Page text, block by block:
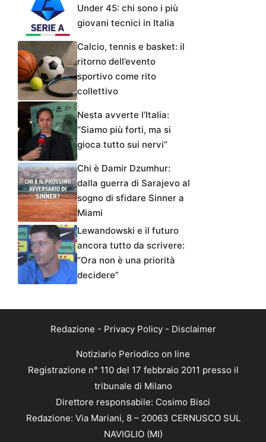
Under 45: chi sono i più
giovani tecnici in Italia
Calcio, tennis e basket: il
ritorno dell’evento
sportivo come rito
collettivo
Nesta avverte l’Italia:
“Siamo più forti, ma si
gioca tutto sui nervi”
Chi è Damir Dzumhur:
dalla guerra di Sarajevo al
sogno di sfidare Sinner a
Miami
Lewandowski e il futuro
ancora tutto da scrivere:
“Ora non è una priorità
decidere”
Redazione - Privacy Policy- Disclaimer
Notiziario Periodico on line
Registrazione n° 110 del 17 febbraio 2011 presso il
tribunale di Milano
Direttore responsabile: Cosimo Bisci
Redazione: Via Mariani, 8 – 20063 CERNUSCO SUL
NAVIGLIO (MI)